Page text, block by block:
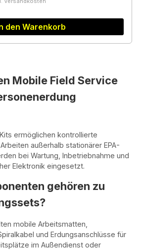
den Warenkorb
Mobile Field Service
ermöglichen kontrollierte
außerhalb stationärer EPA-
bei Wartung, Inbetriebnahme und
Elektronik eingesetzt.
gehören zu
mobile Arbeitsmatten,
und Erdungsanschlüsse für
im Außendienst oder